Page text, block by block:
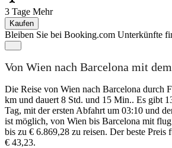
3 Tage Mehr
Kaufen
Bleiben Sie bei Booking.com Unterkünfte
Von Wien nach Barcelona mit
Die Reise von Wien nach Barcelona durch
km und dauert 8 Std. und 15 Min.. Es gibt
Tag, mit der ersten Abfahrt um 03:10 und
ist möglich, von Wien bis Barcelona mit
bis zu € 6.869,28 zu reisen. Der beste Preis
€ 43,23.